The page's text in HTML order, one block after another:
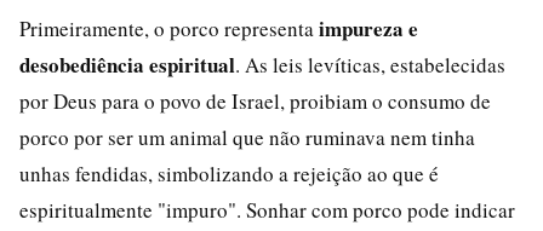
Primeiramente, o porco representaimpureza e
desobediência espiritual. As leis levíticas, estabelecidas
por Deus para o povo de Israel, proibiam o consumo de
porco por ser um animal que não ruminava nem tinha
unhas fendidas, simbolizando a rejeição ao que é
espiritualmente "impuro". Sonhar com porco pode indicar